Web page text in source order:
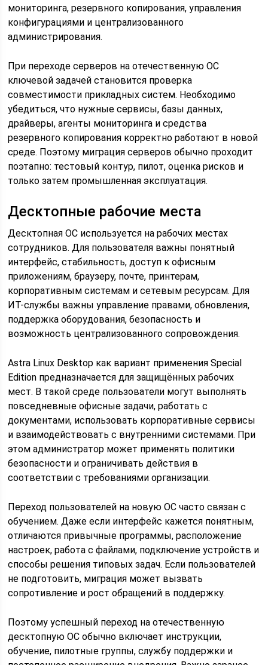
мониторинга, резервного копирования, управления
конфигурациями и централизованного
администрирования.
При переходе серверов на отечественную ОС
ключевой задачей становится проверка
совместимости прикладных систем. Необходимо
убедиться, что нужные сервисы, базы данных,
драйверы, агенты мониторинга и средства
резервного копирования корректно работают в новой
среде. Поэтому миграция серверов обычно проходит
поэтапно: тестовый контур, пилот, оценка рисков и
только затем промышленная эксплуатация.
Десктопные рабочие места
Десктопная ОС используется на рабочих местах
сотрудников. Для пользователя важны понятный
интерфейс, стабильность, доступ к офисным
приложениям, браузеру, почте, принтерам,
корпоративным системам и сетевым ресурсам. Для
ИТ-службы важны управление правами, обновления,
поддержка оборудования, безопасность и
возможность централизованного сопровождения.
Astra Linux Desktop как вариант применения Special
Edition предназначается для защищённых рабочих
мест. В такой среде пользователи могут выполнять
повседневные офисные задачи, работать с
документами, использовать корпоративные сервисы
и взаимодействовать с внутренними системами. При
этом администратор может применять политики
безопасности и ограничивать действия в
соответствии с требованиями организации.
Переход пользователей на новую ОС часто связан с
обучением. Даже если интерфейс кажется понятным,
отличаются привычные программы, расположение
настроек, работа с файлами, подключение устройств и
способы решения типовых задач. Если пользователей
не подготовить, миграция может вызвать
сопротивление и рост обращений в поддержку.
Поэтому успешный переход на отечественную
десктопную ОС обычно включает инструкции,
обучение, пилотные группы, службу поддержки и